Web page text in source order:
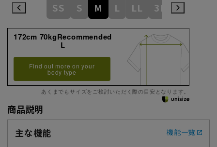
SS S M L LL 3L
172cm 70kgRecommended
L
Find out more on your
body type
あくまでもサイズをご検討いただく際の目安となります。
商品説明
主な機能
機能一覧